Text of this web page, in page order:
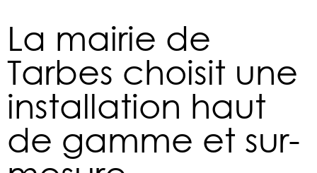
La mairie de
Tarbes choisit une
installation haut
de gamme et sur-